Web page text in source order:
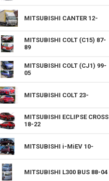
MITSUBISHI CANTER 12-
MITSUBISHI COLT (C15) 87-
89
MITSUBISHI COLT (CJ1) 99-
05
MITSUBISHI COLT 23-
MITSUBISHI ECLIPSE CROSS
18-22
MITSUBISHI i-MiEV 10-
MITSUBISHI L300 BUS 88-04